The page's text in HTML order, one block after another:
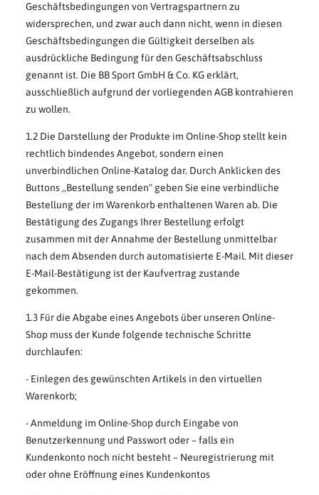
Geschäftsbedingungen von Vertragspartnern zu
widersprechen, und zwar auch dann nicht, wenn in diesen
Geschäftsbedingungen die Gültigkeit derselben als
ausdrückliche Bedingung für den Geschäftsabschluss
genannt ist. Die BB Sport GmbH & Co. KG erklärt,
ausschließlich aufgrund der vorliegenden AGB kontrahieren
zu wollen.
1.2 Die Darstellung der Produkte im Online-Shop stellt kein
rechtlich bindendes Angebot, sondern einen
unverbindlichen Online-Katalog dar. Durch Anklicken des
Buttons ,,Bestellung senden" geben Sie eine verbindliche
Bestellung der im Warenkorb enthaltenen Waren ab. Die
Bestätigung des Zugangs Ihrer Bestellung erfolgt
zusammen mit der Annahme der Bestellung unmittelbar
nach dem Absenden durch automatisierte E-Mail. Mit dieser
E-Mail-Bestätigung ist der Kaufvertrag zustande
gekommen.
1.3 Für die Abgabe eines Angebots über unseren Online-
Shop muss der Kunde folgende technische Schritte
durchlaufen:
- Einlegen des gewünschten Artikels in den virtuellen
Warenkorb;
- Anmeldung im Online-Shop durch Eingabe von
Benutzerkennung und Passwort oder – falls ein
Kundenkonto noch nicht besteht – Neuregistrierung mit
oder ohne Eröffnung eines Kundenkontos